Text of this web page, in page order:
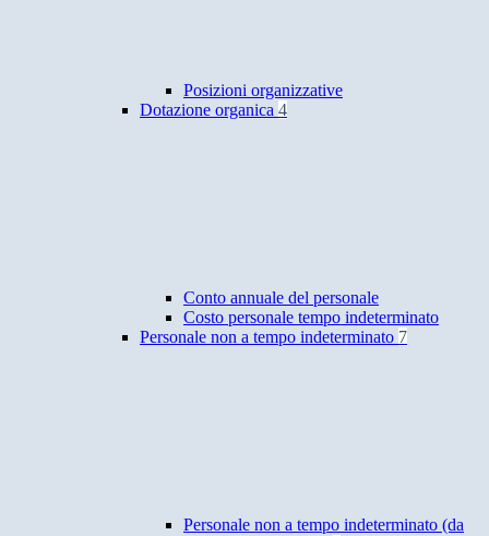
Posizioni organizzative
Dotazione organica 4
Conto annuale del personale
Costo personale tempo indeterminato
Personale non a tempo indeterminato 7
Personale non a tempo indeterminato (da